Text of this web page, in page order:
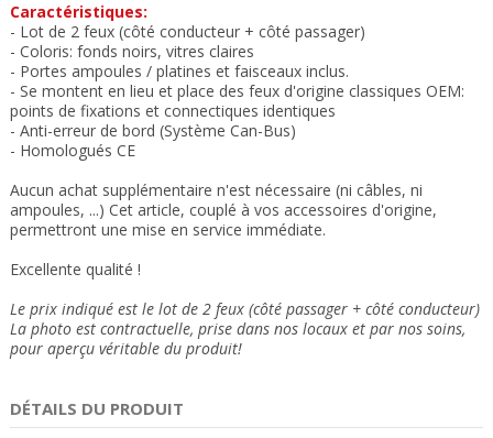
Caractéristiques:
- Lot de 2 feux (côté conducteur + côté passager)
- Coloris: fonds noirs, vitres claires
- Portes ampoules / platines et faisceaux inclus.
- Se montent en lieu et place des feux d'origine classiques OEM:
points de fixations et connectiques identiques
- Anti-erreur de bord (Système Can-Bus)
- Homologués CE
Aucun achat supplémentaire n'est nécessaire (ni câbles, ni
ampoules, ...) Cet article, couplé à vos accessoires d'origine,
permettront une mise en service immédiate.
Excellente qualité !
Le prix indiqué est le lot de 2 feux (côté passager + côté conducteur)
La photo est contractuelle, prise dans nos locaux et par nos soins,
pour aperçu véritable du produit!
DÉTAILS DU PRODUIT